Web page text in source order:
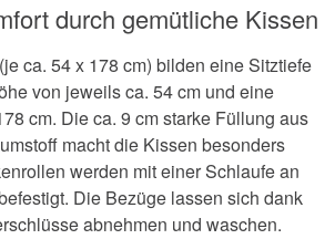
durch gemütliche Kissen
ca. 54 x 178 cm) bilden eine Sitztiefe
von jeweils ca. 54 cm und eine
cm. Die ca. 9 cm starke Füllung aus
macht die Kissen besonders
werden mit einer Schlaufe an
Die Bezüge lassen sich dank
abnehmen und waschen.